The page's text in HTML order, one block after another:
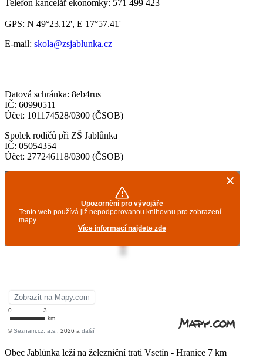
Telefon kancelář ekonomky: 571 499 423
GPS: N 49°23.12', E 17°57.41'
E-mail: skola@zsjablunka.cz
Datová schránka: 8eb4rus
IČ: 60990511
Účet: 101174528/0300 (ČSOB)
Spolek rodičů při ZŠ Jablůnka
IČ: 05054354
Účet: 277246118/0300 (ČSOB)
Obec Jablůnka leží na železniční trati Vsetín - Hranice 7 km